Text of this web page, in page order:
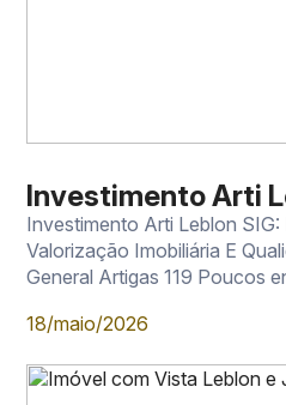
Investimento Arti
Investimento Arti Leblon
Valorização Imobiliária E
General Artigas 119 Poucos
18/maio/2026